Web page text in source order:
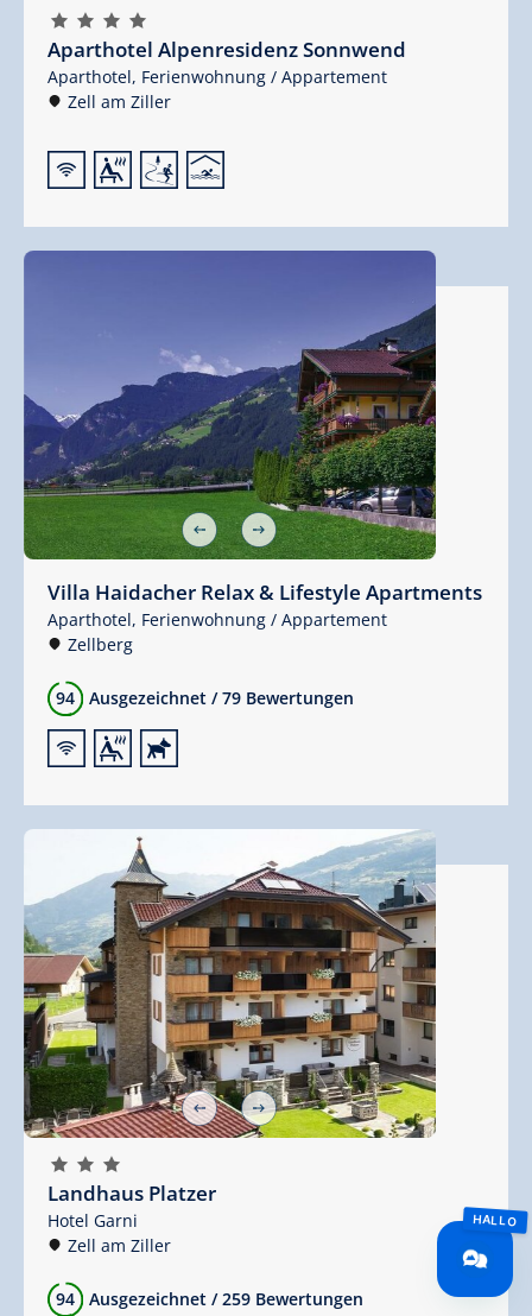
🞙 🞙 🞙 🞙
Aparthotel Alpenresidenz Sonnwend
Aparthotel, Ferienwohnung / Appartement
Zell am Ziller
🜉🗔🞷🅤
Villa Haidacher Relax & Lifestyle Apartments
Aparthotel, Ferienwohnung / Appartement
Zellberg
94 Ausgezeichnet / 79 Bewertungen
🜉🗔🔮
🞙 🞙 🞙
Landhaus Platzer
Hotel Garni
Zell am Ziller
94 Ausgezeichnet / 259 Bewertungen